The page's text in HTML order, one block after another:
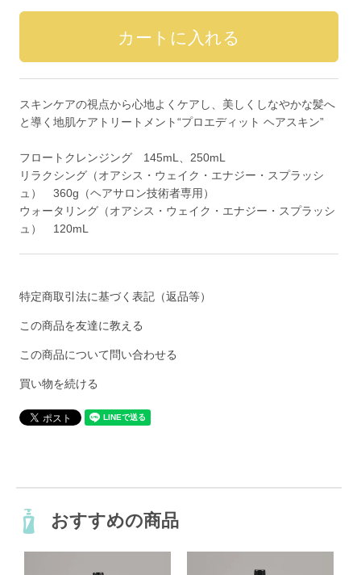
スキンケアの視点から心地よくケアし、美しくしなやかな髪へ
と導く地肌ケアトリートメント“プロエディット ヘアスキン”
フロートクレンジング 145mL、250mL
リラクシング（オアシス・ウェイク・エナジー・スプラッシ
ュ） 360g（ヘアサロン技術者専用）
ウォータリング（オアシス・ウェイク・エナジー・スプラッシ
ュ） 120mL
特定商取引法に基づく表記（返品等）
この商品を友達に教える
この商品について問い合わせる
買い物を続ける
おすすめの商品